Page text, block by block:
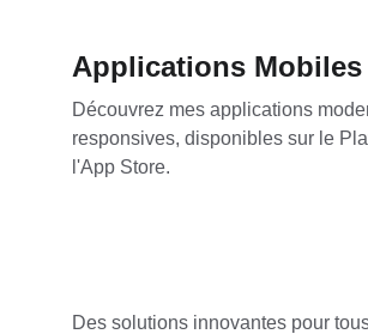
Applications Mobiles
Découvrez mes applications
responsives, disponibles sur le
l'App Store.
Des solutions innovantes pour